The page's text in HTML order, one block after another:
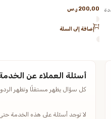
200,00 ر.س
إضافة إلى السلة
أسئلة العملاء عن
كل سؤال يظهر مستقلًا وتظهر
لا توجد أسئلة على هذه الخدمة حتى